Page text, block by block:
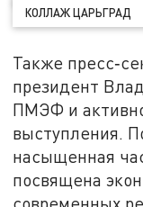
КОЛЛАЖ ЦАРЬГРАД
Также
президент
ПМЭФ и
выступления.
насыщенная
посвящена
современных